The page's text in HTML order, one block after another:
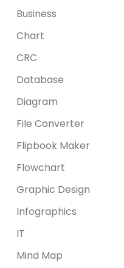
Business
Chart
CRC
Database
Diagram
File Converter
Flipbook Maker
Flowchart
Graphic Design
Infographics
IT
Mind Map